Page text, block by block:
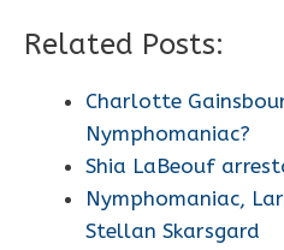
Related Posts:
Charlotte
Nymphomaniac?
Shia LaBeouf
Nymphomaniac,
Stellan Skarsgard